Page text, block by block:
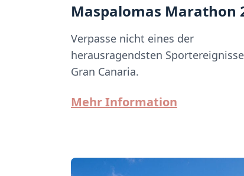
Maspalomas Marathon
Verpasse nicht eines der
herausragendsten
Gran Canaria.
Mehr Information